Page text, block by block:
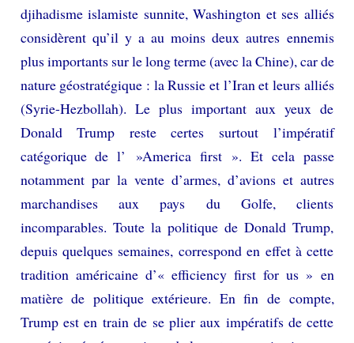
djihadisme islamiste sunnite, Washington et ses alliés
considèrent qu’il y a au moins deux autres ennemis
plus importants sur le long terme (avec la Chine), car de
nature géostratégique : la Russie et l’Iran et leurs alliés
(Syrie-Hezbollah). Le plus important aux yeux de
Donald Trump reste certes surtout l’impératif
catégorique de l’ »America first ». Et cela passe
notamment par la vente d’armes, d’avions et autres
marchandises aux pays du Golfe, clients
incomparables. Toute la politique de Donald Trump,
depuis quelques semaines, correspond en effet à cette
tradition américaine d’« efficiency first for us » en
matière de politique extérieure. En fin de compte,
Trump est en train de se plier aux impératifs de cette